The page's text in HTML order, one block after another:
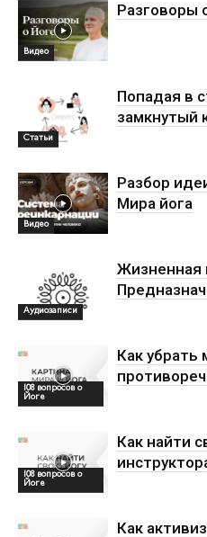
Видео
Разговоры
Статьи
Попадая в
замкнутый
Видео
Разбор
Мира йога
Аудиозаписи
Жизненная
108 вопросов о
Йоге
Как убрать
108 вопросов о
Йоге
Как найти
Как